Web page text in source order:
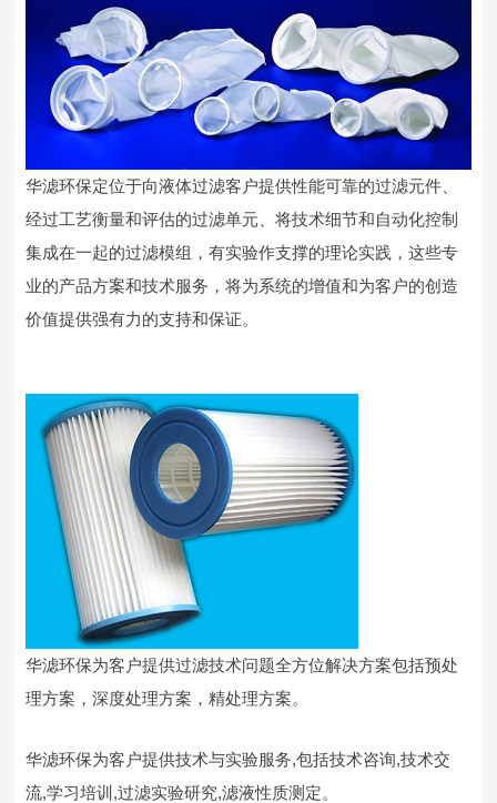
华滤环保定位于向液体过滤客户提供性能可靠的过滤元件、
经过工艺衡量和评估的过滤单元、将技术细节和自动化控制
集成在一起的过滤模组，有实验作支撑的理论实践，这些专
业的产品方案和技术服务，将为系统的增值和为客户的创造
价值提供强有力的支持和保证。
华滤环保为客户提供过滤技术问题全方位解决方案包括预处
理方案，深度处理方案，精处理方案。
华滤环保为客户提供技术与实验服务,包括技术咨询,技术交
流,学习培训,过滤实验研究,滤液性质测定。